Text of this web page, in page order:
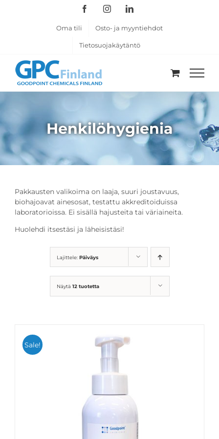
FacebookInstagramLinkedIn
Oma tili Osto- ja myyntiehdot
Tietosuojakäytäntö
Henkilöhygienia
Pakkausten valikoima on laaja, suuri joustavuus,
biohajoavat ainesosat, testattu akkreditoiduissa
laboratorioissa. Ei sisällä hajusteita tai väriaineita.
Huolehdi itsestäsi ja läheisistäsi!
Lajittele: Päiväys
Näytä 12 tuotetta
Sale!
LISÄÄ OSTOSKORIIN
LISÄTIEDOT